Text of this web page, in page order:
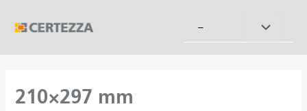
– Slå
210×297 mm